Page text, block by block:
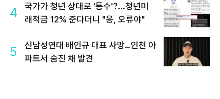
4
국가가 청년 상대로 '통수'?...청년미
래적금 12% 준다더니 "응, 오류야"
5
신남성연대 배인규 대표 사망…인천 아
파트서 숨진 채 발견